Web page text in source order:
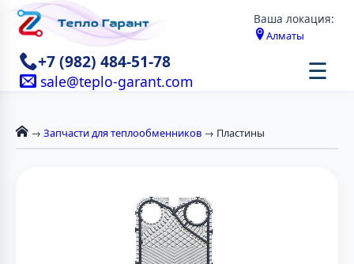
Ваша локация:
Алматы
+7 (982) 484-51-78
sale@teplo-garant.com ☰
→ Запчасти для теплообменников → Пластины